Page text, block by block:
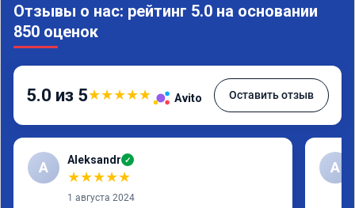
Отзывы о нас: рейтинг 5.0 на основании
850 оценок
5.0 из 5★★★★★ Avito Оставить отзыв
A Aleksandr ✓
★★★★★
1 августа 2024
А